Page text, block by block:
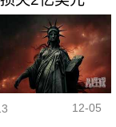
12-05